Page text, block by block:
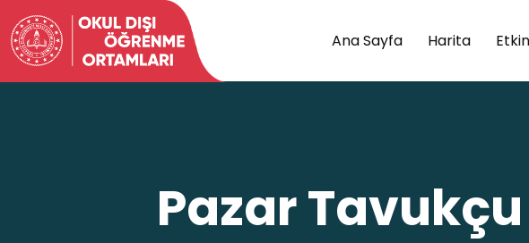
Ana Sayfa Harita
Pazar